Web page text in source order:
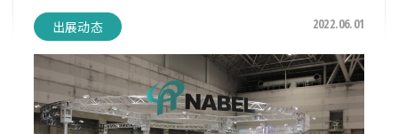
出展动态 2022.06.01